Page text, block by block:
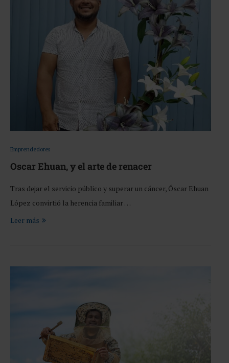
Emprendedores
Oscar Ehuan, y el arte de renacer
Tras dejar el servicio público y superar un cáncer, Óscar Ehuan
López convirtió la herencia familiar …
Leer más